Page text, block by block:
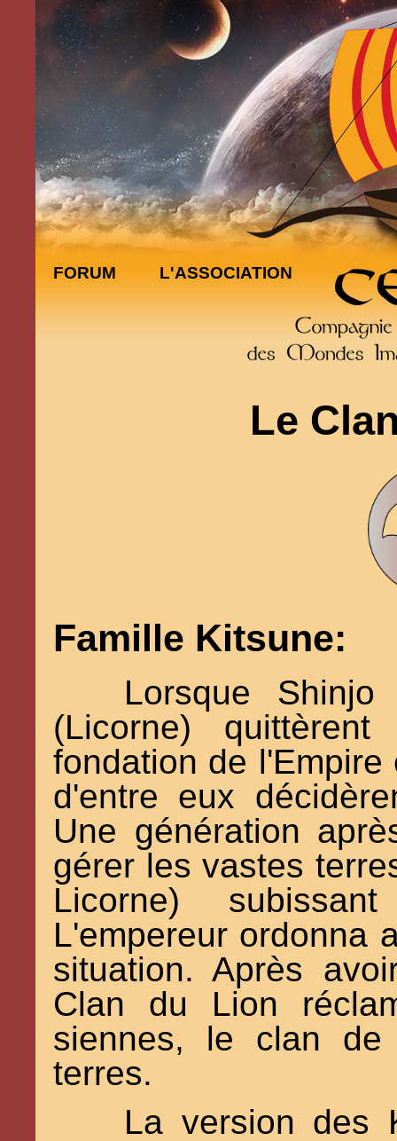
FORUM L'ASSOCIATION
Le
Famille Kitsune:
Lorsque
(Licorne)
fondation de
d'entre eux
Une génération
gérer les vastes
Licorne)
L'empereur ordonna
situation. Après
Clan du Lion
siennes, le clan
terres.
La version des